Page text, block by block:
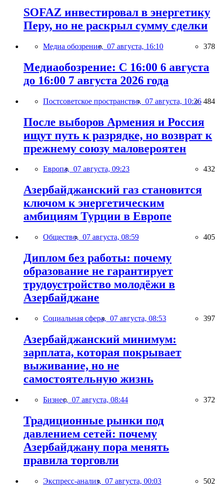
SOFAZ инвестировал в энергетику
Перу, но не раскрыл сумму сделки
Медиа обозрение, 07 августа, 16:10 378
Медиаобозрение: С 16:00 6 августа
до 16:00 7 августа 2026 года
Постсоветское пространство, 07 августа, 10:26 484
После выборов Армения и Россия
ищут путь к разрядке, но возврат к
прежнему союзу маловероятен
Европа, 07 августа, 09:23 432
Азербайджанский газ становится
ключом к энергетическим
амбициям Турции в Европе
Общество, 07 августа, 08:59 405
Диплом без работы: почему
образование не гарантирует
трудоустройство молодёжи в
Азербайджане
Социальная сфера, 07 августа, 08:53 397
Азербайджанский минимум:
зарплата, которая покрывает
выживание, но не
самостоятельную жизнь
Бизнес, 07 августа, 08:44 372
Традиционные рынки под
давлением сетей: почему
Азербайджану пора менять
правила торговли
Экспресс-анализ, 07 августа, 00:03 502